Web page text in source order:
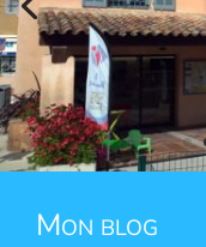
Mon blog